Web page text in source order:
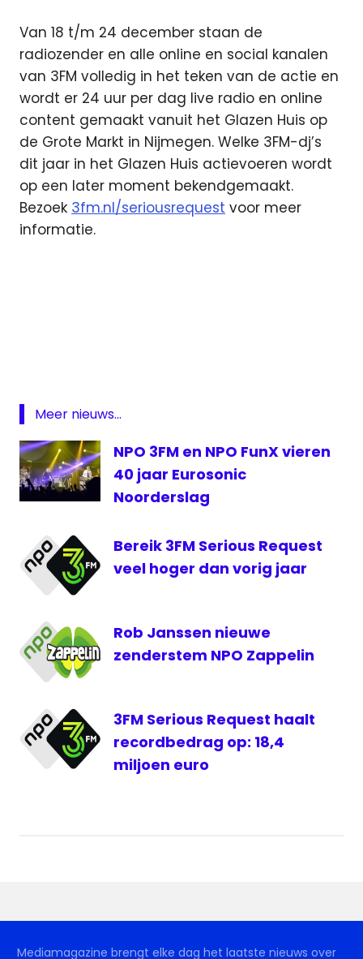
Van 18 t/m 24 december staan de
radiozender en alle online en social kanalen
van 3FM volledig in het teken van de actie en
wordt er 24 uur per dag live radio en online
content gemaakt vanuit het Glazen Huis op
de Grote Markt in Nijmegen. Welke 3FM-dj’s
dit jaar in het Glazen Huis actievoeren wordt
op een later moment bekendgemaakt.
Bezoek 3fm.nl/seriousrequest voor meer
informatie.
Huis
NPO
3FM
Meer nieuws...
NPO 3FM en NPO FunX vieren
40 jaar Eurosonic
Noorderslag
Bereik 3FM Serious Request
veel hoger dan vorig jaar
Rob Janssen nieuwe
zenderstem NPO Zappelin
3FM Serious Request haalt
recordbedrag op: 18,4
miljoen euro
Mediamagazine brengt elke dag het laatste nieuws over